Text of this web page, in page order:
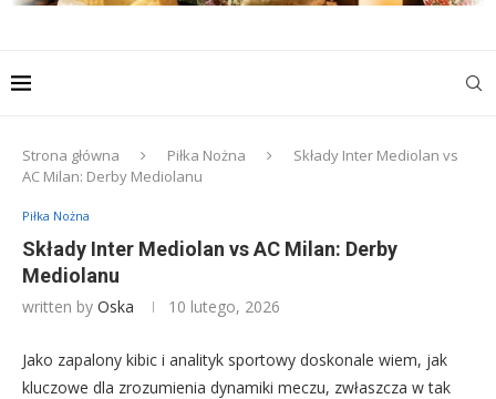
Strona główna Piłka Nożna
Składy Inter Mediolan vs
AC Milan: Derby Mediolanu
Piłka Nożna
Składy Inter Mediolan vs AC Milan: Derby
Mediolanu
written by Oska 10 lutego, 2026
Jako zapalony kibic i analityk sportowy doskonale wiem, jak
kluczowe dla zrozumienia dynamiki meczu, zwłaszcza w tak